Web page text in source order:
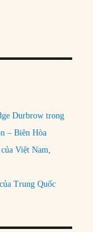
Durbrow trong
– Biên Hòa
Việt Nam,
Trung Quốc